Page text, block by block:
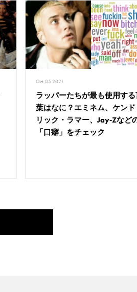
Oct. 05 2021
ラッパーたちが最も使用す
葉はなに？エミネム、ケンド
リック・ラマー、Jay-Zなど
「口癖」をチェック